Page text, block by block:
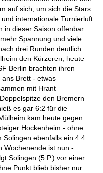
auf sich, um sich die Stars
internationale Turnierluft
in dieser Saison offenbar
Spannung und viele
drei Runden deutlich.
den Kürzeren, heute
Berlin brachten ihren
ans Brett - etwas
mit Hrant
den Bremern
es gar 6:2 für die
kam heute gegen
Hockenheim - ohne
Solingen ebenfalls ein 4:4
Wochenende ist nun -
Solingen (5 P.) vor einer
Punkt blieb bisher nur